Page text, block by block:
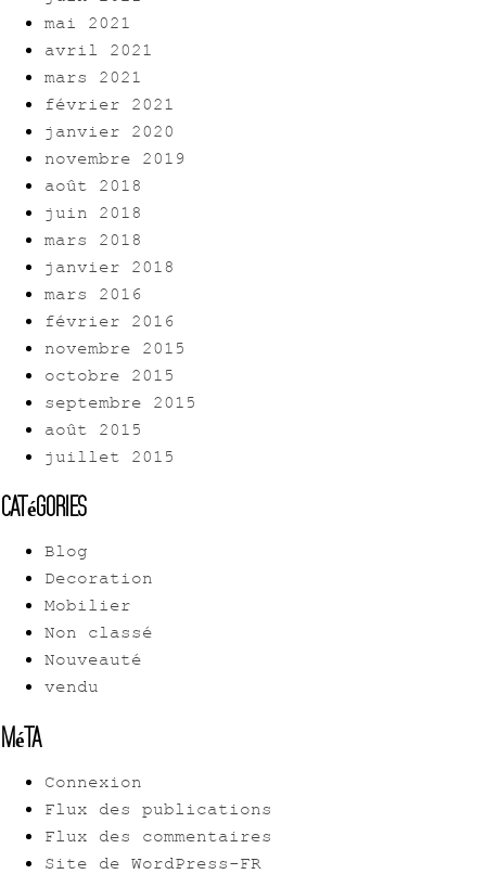
mai 2021
avril 2021
mars 2021
février 2021
janvier 2020
novembre 2019
août 2018
juin 2018
mars 2018
janvier 2018
mars 2016
février 2016
novembre 2015
octobre 2015
septembre 2015
août 2015
juillet 2015
Catégories
Blog
Decoration
Mobilier
Non classé
Nouveauté
vendu
Méta
Connexion
Flux des publications
Flux des commentaires
Site de WordPress-FR